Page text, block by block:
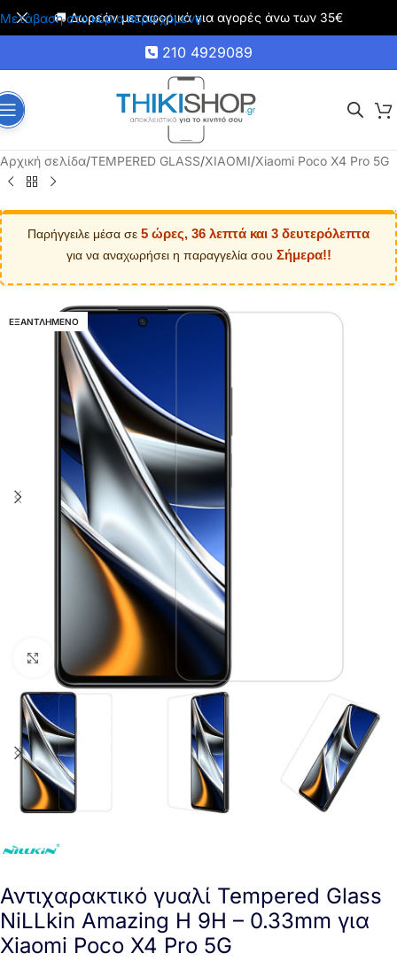
Μετάβαση στο κύριο περιεχόμενο
🚚 Δωρεάν μεταφορικά για αγορές άνω των 35€
210 4929089
Αρχική σελίδα/TEMPERED GLASS/XIAOMI/Xiaomi Poco X4 Pro 5G
Παρήγγειλε μέσα σε 5 ώρες, 36 λεπτά και 2 δευτερόλεπτα
για να αναχωρήσει η παραγγελία σου Σήμερα!!
ΕΞΑΝΤΛΗΜΕΝΟ
Click to enlarge
Αντιχαρακτικό γυαλί Tempered Glass
NiLLkin Amazing H 9H – 0.33mm για
Xiaomi Poco X4 Pro 5G